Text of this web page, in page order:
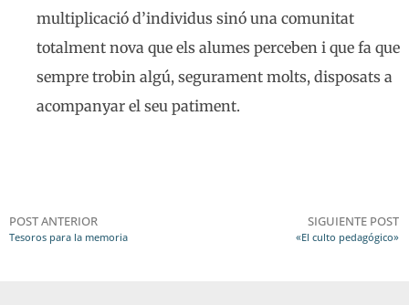
multiplicació d’individus sinó una comunitat
totalment nova que els alumes perceben i que fa que
sempre trobin algú, segurament molts, disposats a
acompanyar el seu patiment.
POST ANTERIOR
Tesoros para la memoria
SIGUIENTE POST
«El culto pedagógico»